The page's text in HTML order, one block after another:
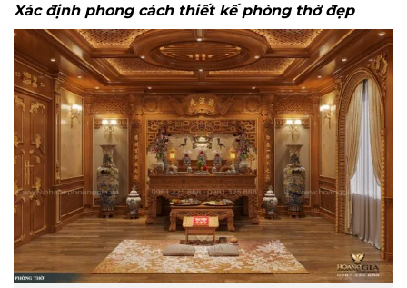
Xác định phong cách thiết kế phòng thờ đẹp